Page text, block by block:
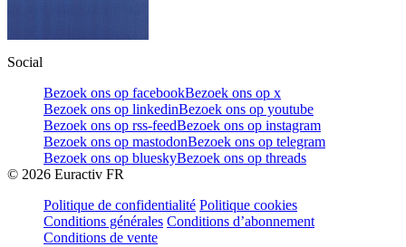
Social
Bezoek ons op facebookBezoek ons op x
Bezoek ons op linkedinBezoek ons op youtube
Bezoek ons op rss-feedBezoek ons op instagram
Bezoek ons op mastodonBezoek ons op telegram
Bezoek ons op blueskyBezoek ons op threads
© 2026 Euractiv FR
Politique de confidentialité Politique cookies
Conditions générales Conditions d’abonnement
Conditions de vente